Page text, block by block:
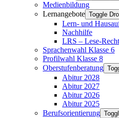
Medienbildung
Lernangebote Toggle
Lern- und
Nachhilfe
LRS – Lese-
Sprachenwahl Klasse 6
Profilwahl Klasse 8
Oberstufenberatung
Abitur 2028
Abitur 2027
Abitur 2026
Abitur 2025
Berufsorientierung